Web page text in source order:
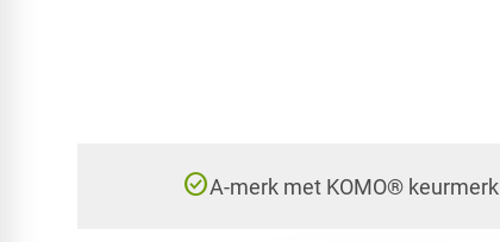
check_circleA-merk met KOMO® keurmerk